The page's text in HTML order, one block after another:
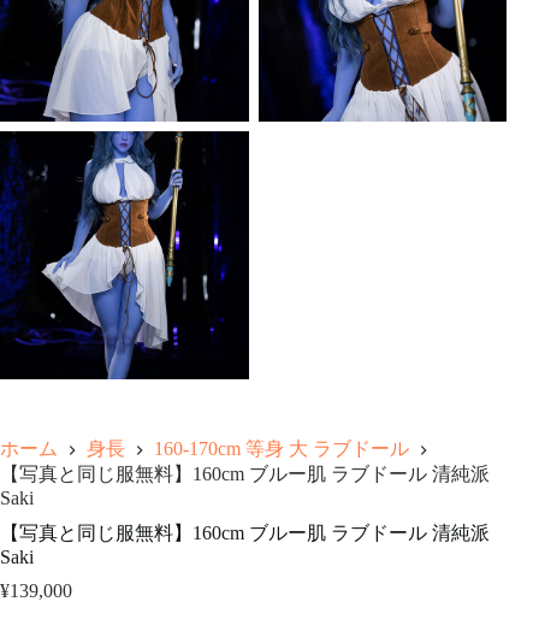
ホーム 身長
160-170cm 等身 大 ラブドール
【写真と同じ服無料】160cm ブルー肌 ラブドール 清純派
Saki
【写真と同じ服無料】160cm ブルー肌 ラブドール 清純派
Saki
¥139,000